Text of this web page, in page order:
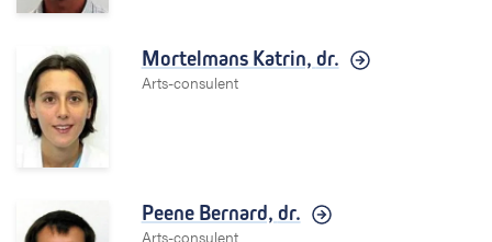
Mortelmans Katrin, dr.
Arts-consulent
Peene Bernard, dr.
Arts-consulent